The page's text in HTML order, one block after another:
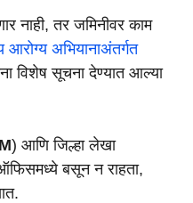
नाही, तर जमिनीवर काम
आरोग्य अभियानाअंतर्गत
विशेष सूचना देण्यात आल्या
) आणि जिल्हा लेखा
बसून न राहता,